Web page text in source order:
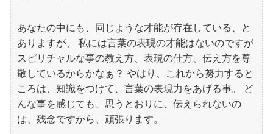
あなたの中にも、同じような才能が存在している、と
ありますが、 私には言葉の表現の才能はないのですが
スピリチャルな事の教え方、表現の仕方、伝え方を尊
敬しているからかなぁ？ やはり、これから努力すると
ころは、知識をつけて、言葉の表現力をあげる事。 ど
んな事を感じても、思うとおりに、伝えられないの
は、残念ですから、頑張ります。